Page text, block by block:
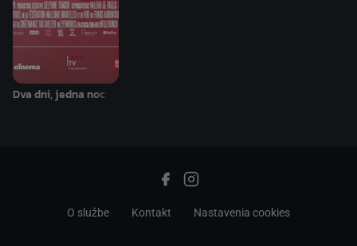
Dva dni, jedna noc
O službe Kontakt Nastavenia cookies